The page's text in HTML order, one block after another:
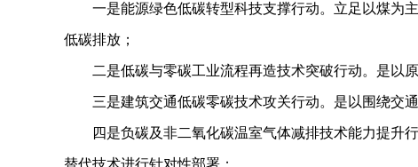
一是能源绿色低碳转型科技支撑行动。立足以煤为主
低碳排放；
二是低碳与零碳工业流程再造技术突破行动。是以原
三是建筑交通低碳零碳技术攻关行动。是以围绕交通
四是负碳及非二氧化碳温室气体减排技术能力提升行
替代技术进行针对性部署；